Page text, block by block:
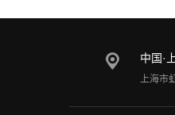
中国·
上海市